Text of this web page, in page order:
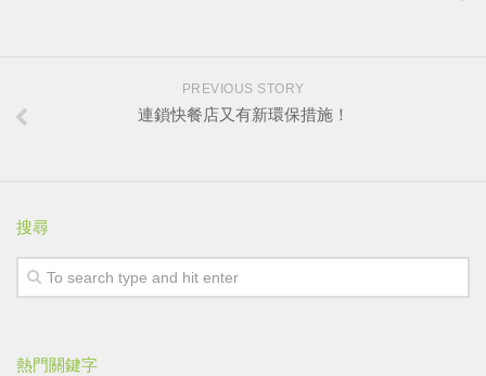
PREVIOUS STORY
連鎖快餐店又有新環保措施！
搜尋
熱門關鍵字